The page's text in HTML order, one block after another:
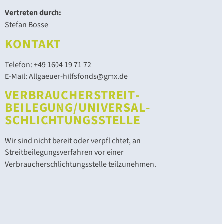
Vertreten durch:
Stefan Bosse
KONTAKT
Telefon: +49 1604 19 71 72
E-Mail: Allgaeuer-hilfsfonds@gmx.de
VERBRAUCHER­STREIT­
BEILEGUNG/UNIVERSAL­
SCHLICHTUNGS­STELLE
Wir sind nicht bereit oder verpflichtet, an
Streitbeilegungsverfahren vor einer
Verbraucherschlichtungsstelle teilzunehmen.